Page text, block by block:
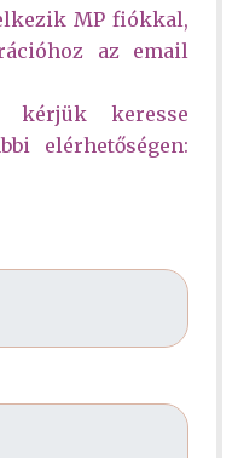
MP fiókkal,
az email
kérjük keresse
elérhetőségen: